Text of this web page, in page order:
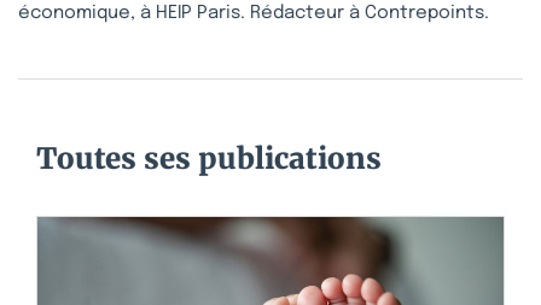
économique, à HEIP Paris. Rédacteur à Contrepoints.
Toutes ses publications